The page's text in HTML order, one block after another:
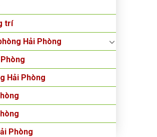
trí
Hải Phòng
Hải Phòng
Phòng